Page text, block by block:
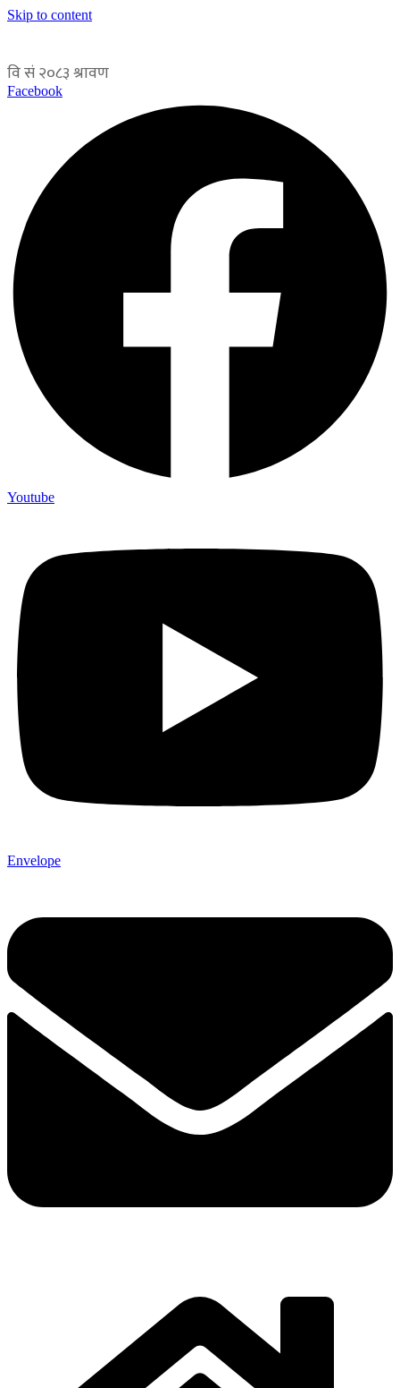
Skip to content
Facebook
Youtube
Envelope